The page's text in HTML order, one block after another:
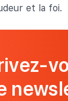
et la foi.